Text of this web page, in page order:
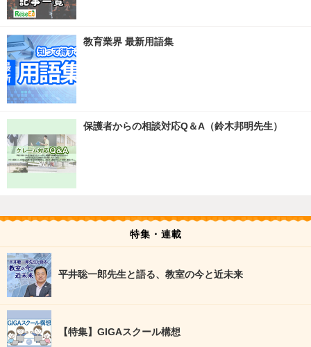
教育業界 最新用語集
保護者からの相談対応Q＆A（鈴木邦明先生）
特集・連載
平井聡一郎先生と語る、教室の今と近未来
【特集】GIGAスクール構想